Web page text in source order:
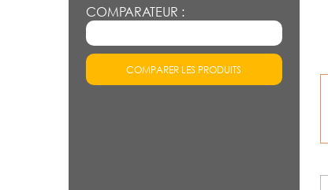
COMPARATEUR :
COMPARER LES PRODUITS